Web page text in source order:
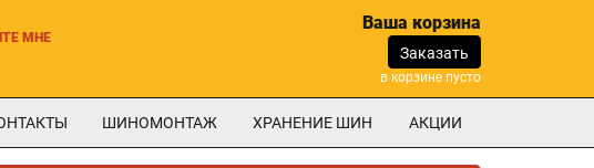
МНЕ
Ваша корзина
Заказать
в корзине пусто
ШИНОМОНТАЖ ХРАНЕНИЕ ШИН АКЦИИ